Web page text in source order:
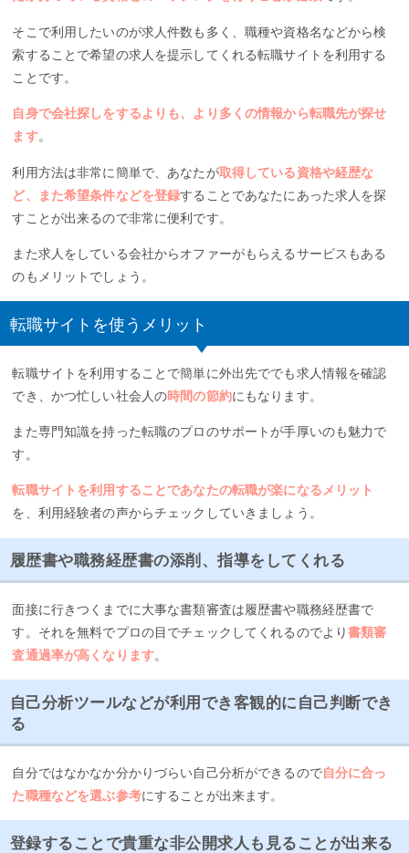
そこで利用したいのが求人件数も多く、職種や資格名などから検
索することで希望の求人を提示してくれる転職サイトを利用する
ことです。
自身で会社探しをするよりも、より多くの情報から転職先が探せ
ます。
利用方法は非常に簡単で、あなたが取得している資格や経歴な
ど、また希望条件などを登録することであなたにあった求人を探
すことが出来るので非常に便利です。
また求人をしている会社からオファーがもらえるサービスもある
のもメリットでしょう。
転職サイトを使うメリット
転職サイトを利用することで簡単に外出先ででも求人情報を確認
でき、かつ忙しい社会人の時間の節約にもなります。
また専門知識を持った転職のプロのサポートが手厚いのも魅力で
す。
転職サイトを利用することであなたの転職が楽になるメリット
を、利用経験者の声からチェックしていきましょう。
履歴書や職務経歴書の添削、指導をしてくれる
面接に行きつくまでに大事な書類審査は履歴書や職務経歴書で
す。それを無料でプロの目でチェックしてくれるのでより書類審
査通過率が高くなります。
自己分析ツールなどが利用でき客観的に自己判断でき
る
自分ではなかなか分かりづらい自己分析ができるので自分に合っ
た職種などを選ぶ参考にすることが出来ます。
登録することで貴重な非公開求人も見ることが出来る